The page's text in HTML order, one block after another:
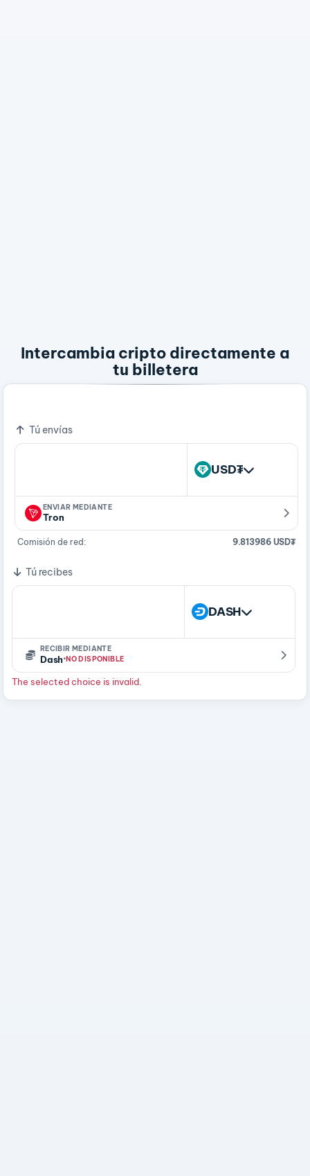
Intercambia cripto directamente a
tu billetera
Tú envías
USD₮
ENVIAR MEDIANTE
Tron
Comisión de red: 9.813986 USD₮
Tú recibes
DASH
RECIBIR MEDIANTE
Dash·NO DISPONIBLE
The selected choice is invalid.